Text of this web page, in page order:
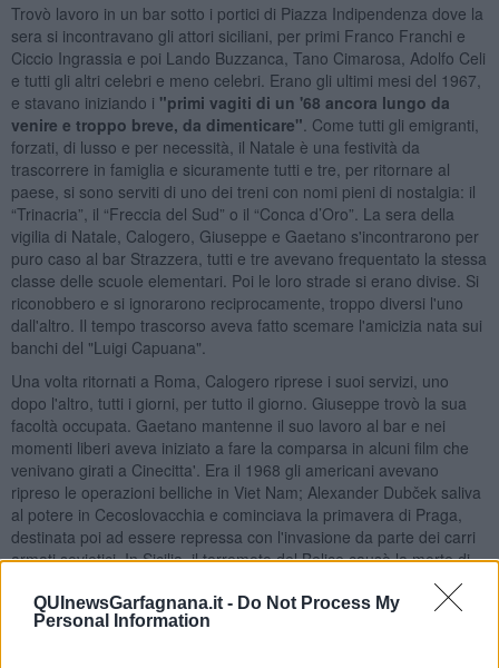
QUInewsGarfagnana.it - Do Not Process My
Personal Information
Trovò lavoro in un bar sotto i portici di Piazza Indipendenza dove la
sera si incontravano gli attori siciliani, per primi Franco Franchi e
Ciccio Ingrassia e poi Lando Buzzanca, Tano Cimarosa, Adolfo Celi
e tutti gli altri celebri e meno celebri. Erano gli ultimi mesi del 1967,
e stavano iniziando i "primi vagiti di un '68 ancora lungo da
venire e troppo breve, da dimenticare" . Come tutti gli emigranti,
forzati, di lusso e per necessità, il Natale è una festività da
trascorrere in famiglia e sicuramente tutti e tre, per ritornare al
paese, si sono serviti di uno dei treni con nomi pieni di nostalgia: il
“Trinacria”, il “Freccia del Sud” o il “Conca d’Oro”. La sera della
vigilia di Natale, Calogero, Giuseppe e Gaetano s'incontrarono per
puro caso al bar Strazzera, tutti e tre avevano frequentato la stessa
classe delle scuole elementari. Poi le loro strade si erano divise. Si
riconobbero e si ignorarono reciprocamente, troppo diversi l'uno
dall'altro. Il tempo trascorso aveva fatto scemare l'amicizia nata sui
banchi del "Luigi Capuana".
Una volta ritornati a Roma, Calogero riprese i suoi servizi, uno
dopo l'altro, tutti i giorni, per tutto il giorno. Giuseppe trovò la sua
facoltà occupata. Gaetano mantenne il suo lavoro al bar e nei
momenti liberi aveva iniziato a fare la comparsa in alcuni film che
venivano girati a Cinecitta'. Era il 1968 gli americani avevano
ripreso le operazioni belliche in Viet Nam; Alexander Dubček saliva
al potere in Cecoslovacchia e cominciava la primavera di Praga,
destinata poi ad essere repressa con l'invasione da parte dei carri
armati sovietici. In Sicilia, il terremoto del Belice causò la morte di
370 persone e Pippo Baudo presentava il suo primo Festival di
Sanremo.